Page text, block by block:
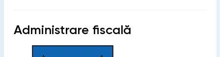
Administrare fiscală